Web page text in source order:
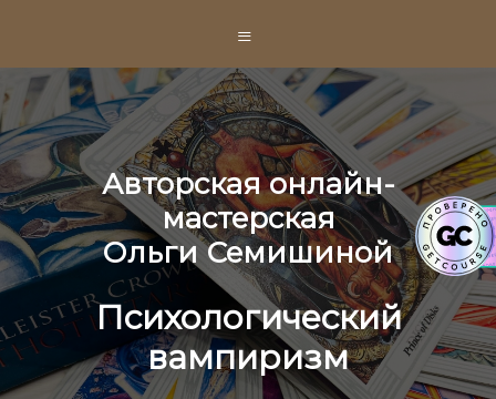
≡
Авторская онлайн-
мастерская
Ольги Семишиной
Психологический
вампиризм